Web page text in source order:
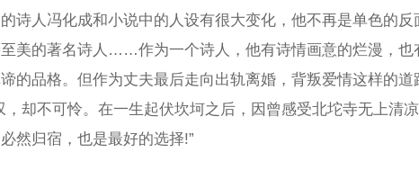
诗人冯化成和小说中的人设有很大变化，他不再是单色的
美的著名诗人……作为一个诗人，他有诗情画意的烂漫，也
的品格。但作为丈夫最后走向出轨离婚，背叛爱情这样的道
，却不可怜。在一生起伏坎坷之后，因曾感受北坨寺无上清
然归宿，也是最好的选择!”